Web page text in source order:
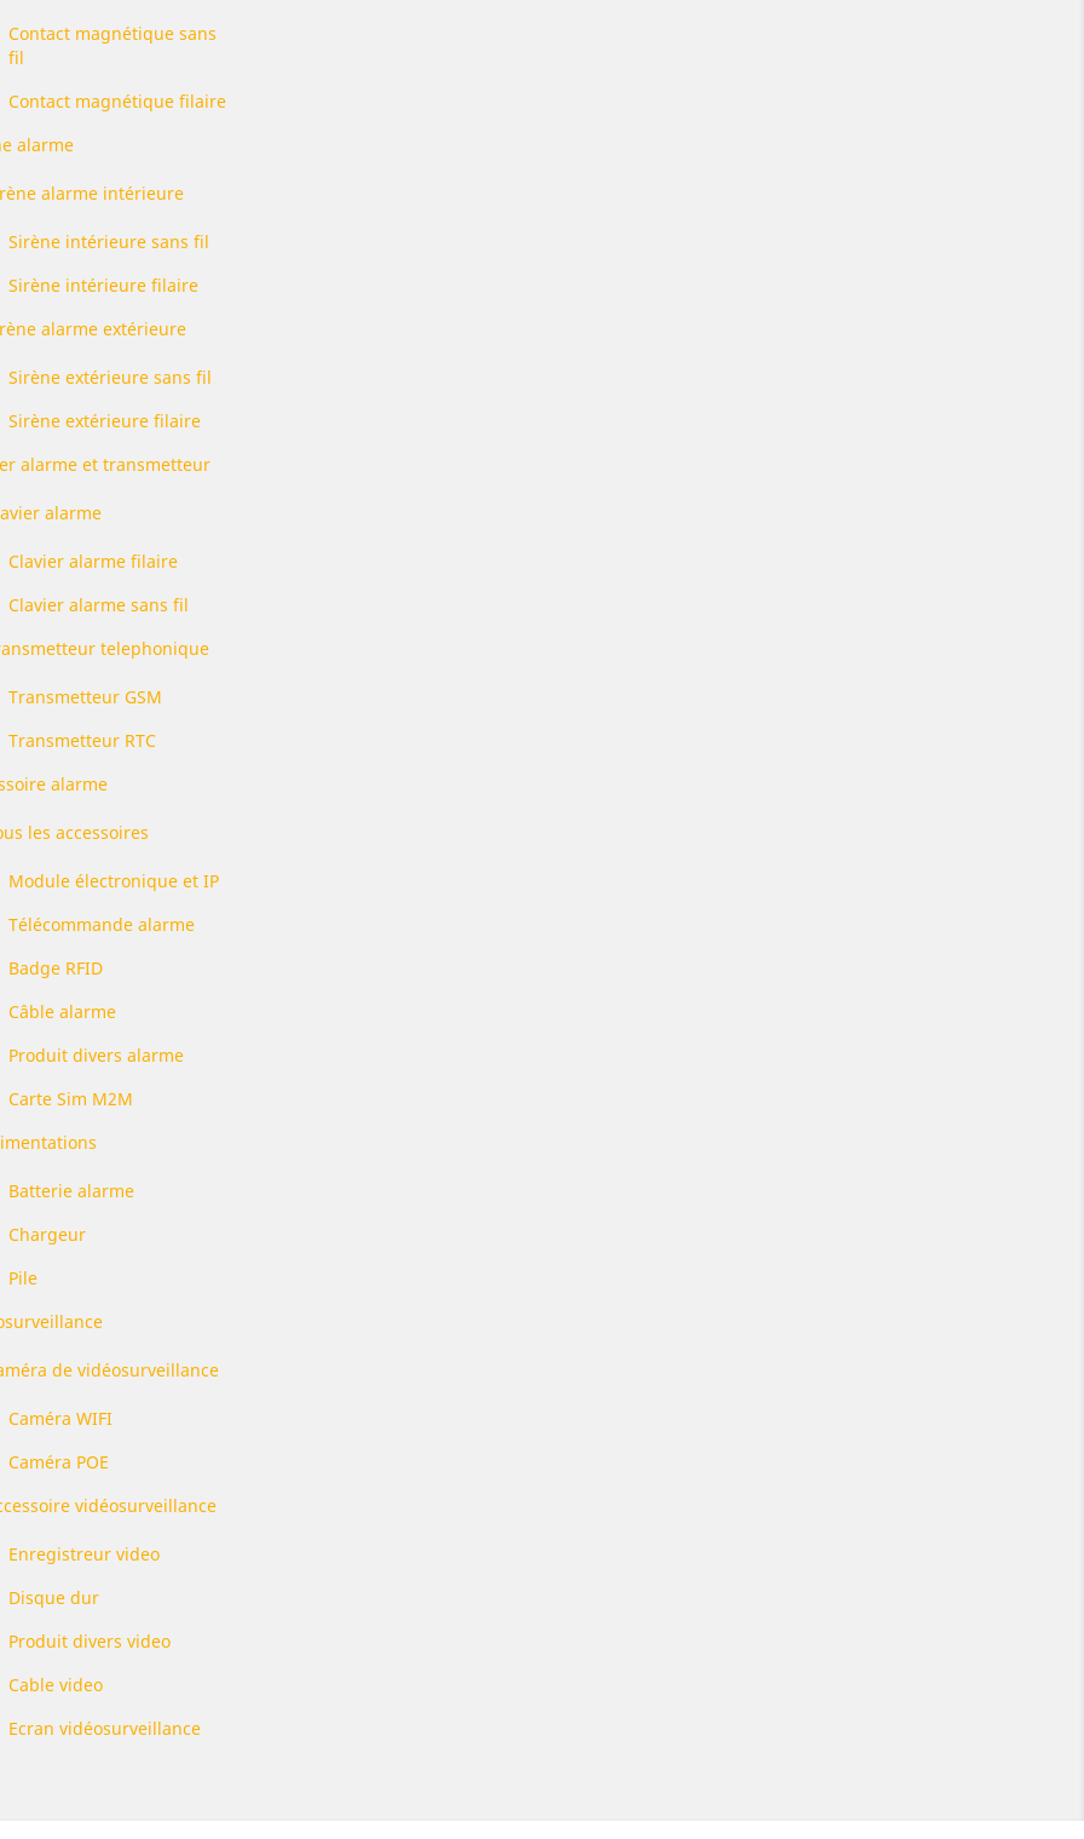
Contact magnétique sans
fil
Contact magnétique filaire
alarme
alarme intérieure
Sirène intérieure sans fil
Sirène intérieure filaire
alarme extérieure
Sirène extérieure sans fil
Sirène extérieure filaire
alarme et transmetteur
alarme
Clavier alarme filaire
Clavier alarme sans fil
telephonique
Transmetteur GSM
Transmetteur RTC
alarme
les accessoires
Module électronique et IP
Télécommande alarme
Badge RFID
Câble alarme
Produit divers alarme
Carte Sim M2M
Batterie alarme
Chargeur
Pile
de vidéosurveillance
Caméra WIFI
Caméra POE
vidéosurveillance
Enregistreur video
Disque dur
Produit divers video
Cable video
Ecran vidéosurveillance